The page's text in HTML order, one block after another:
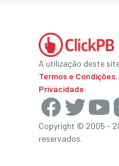
A utilização deste
Termos e Condições
Privacidade.
Copyright © 2005 -
reservados.